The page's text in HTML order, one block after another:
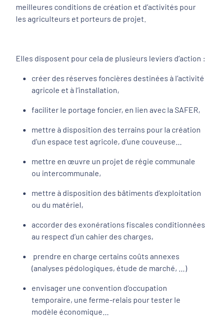
meilleures conditions de création et d’activités pour
les agriculteurs et porteurs de projet.
Elles disposent pour cela de plusieurs leviers d’action :
créer des réserves foncières destinées à l’activité
agricole et à l’installation,
faciliter le portage foncier, en lien avec la SAFER,
mettre à disposition des terrains pour la création
d’un espace test agricole, d’une couveuse…
mettre en œuvre un projet de régie communale
ou intercommunale,
mettre à disposition des bâtiments d’exploitation
ou du matériel,
accorder des exonérations fiscales conditionnées
au respect d’un cahier des charges,
prendre en charge certains coûts annexes
(analyses pédologiques, étude de marché, …)
envisager une convention d’occupation
temporaire, une ferme-relais pour tester le
modèle économique…